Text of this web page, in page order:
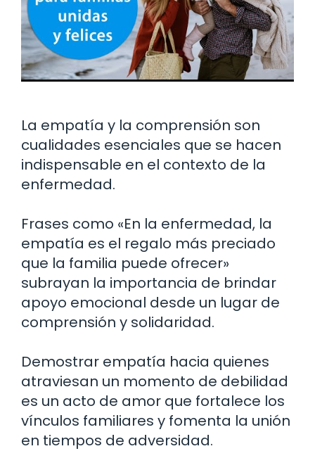
La empatía y la comprensión son
cualidades esenciales que se hacen
indispensable en el contexto de la
enfermedad.
Frases como «En la enfermedad, la
empatía es el regalo más preciado
que la familia puede ofrecer»
subrayan la importancia de brindar
apoyo emocional desde un lugar de
comprensión y solidaridad.
Demostrar empatía hacia quienes
atraviesan un momento de debilidad
es un acto de amor que fortalece los
vínculos familiares y fomenta la unión
en tiempos de adversidad.